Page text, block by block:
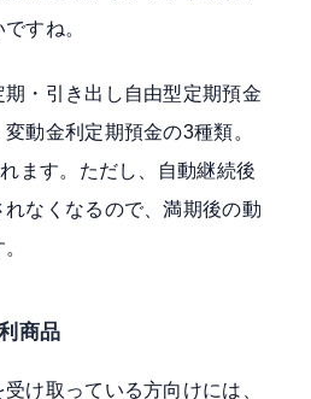
すね。
・引き出し自由型定期預金
動金利定期預金の3種類。
ます。ただし、自動継続後
なくなるので、満期後の動
商品
け取っている方向けには、